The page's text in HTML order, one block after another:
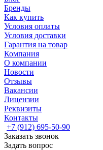
Бренды
Как купить
Условия оплаты
Условия доставки
Гарантия на товар
Компания
О компании
Новости
Отзывы
Вакансии
Лицензии
Реквизиты
Контакты
+7 (912) 695-50-90
Заказать звонок
Задать вопрос